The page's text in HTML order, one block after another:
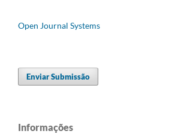
Open Journal Systems
Enviar Submissão
Informações